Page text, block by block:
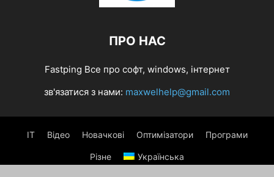
ПРО НАС
Fastping Все про софт, windows, інтернет
зв'язатися з нами: maxwelhelp@gmail.com
IT Відео Новачкові Оптимізатори Програми
Різне Українська